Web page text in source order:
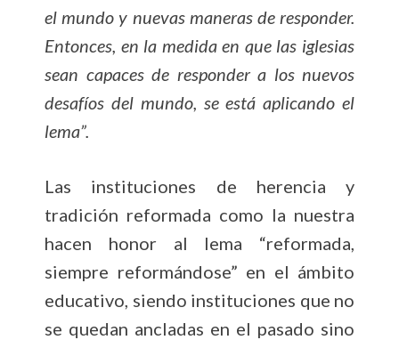
el mundo y nuevas maneras de responder.
Entonces, en la medida en que las iglesias
sean capaces de responder a los nuevos
desafíos del mundo, se está aplicando el
lema”.
Las instituciones de herencia y
tradición reformada como la nuestra
hacen honor al lema “reformada,
siempre reformándose” en el ámbito
educativo, siendo instituciones que no
se quedan ancladas en el pasado sino